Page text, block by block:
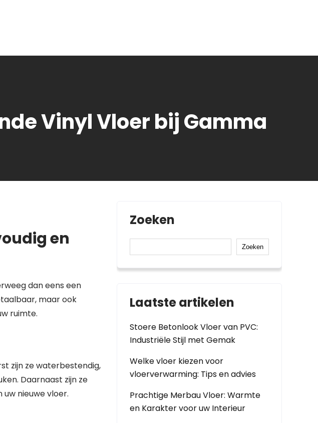
Vinyl Vloer bij Gamma
en
dan eens een
maar ook
ruimte.
zijn ze waterbestendig,
Daarnaast zijn ze
nieuwe vloer.
Zoeken
Zoeken
Laatste artikelen
Stoere Betonlook Vloer van PVC:
Industriële Stijl met Gemak
Welke vloer kiezen voor
vloerverwarming: Tips en advies
Prachtige Merbau Vloer: Warmte
en Karakter voor uw Interieur